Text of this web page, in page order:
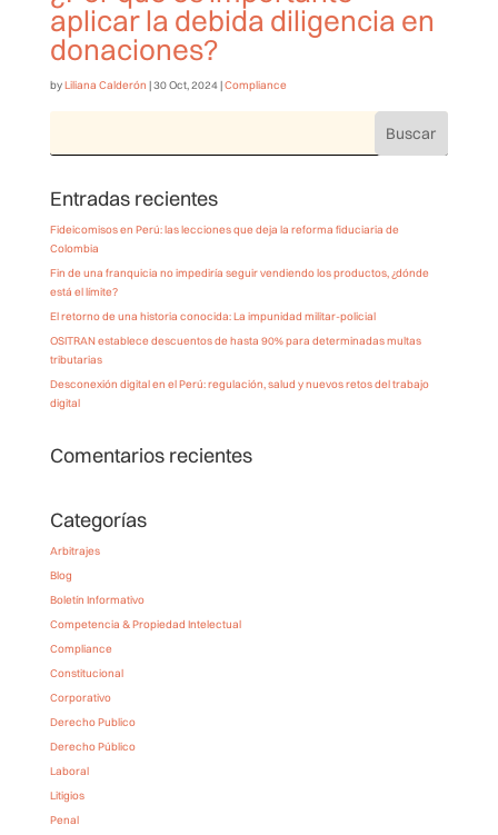
aplicar la debida diligencia en
donaciones?
byLiliana Calderón |30 Oct, 2024|Compliance
Entradas recientes
Fideicomisos en Perú: las lecciones que deja la reforma fiduciaria de
Colombia
Fin de una franquicia no impediría seguir vendiendo los productos, ¿dónde
está el límite?
El retorno de una historia conocida: La impunidad militar-policial
OSITRAN establece descuentos de hasta 90% para determinadas multas
tributarias
Desconexión digital en el Perú: regulación, salud y nuevos retos del trabajo
digital
Comentarios recientes
Categorías
Arbitrajes
Blog
Boletín Informativo
Competencia & Propiedad Intelectual
Compliance
Constitucional
Corporativo
Derecho Publico
Derecho Público
Laboral
Litigios
Penal